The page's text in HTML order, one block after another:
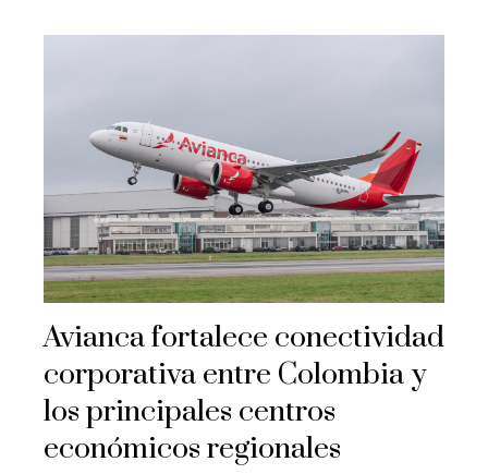
Avianca fortalece conectividad
corporativa entre Colombia y
los principales centros
económicos regionales